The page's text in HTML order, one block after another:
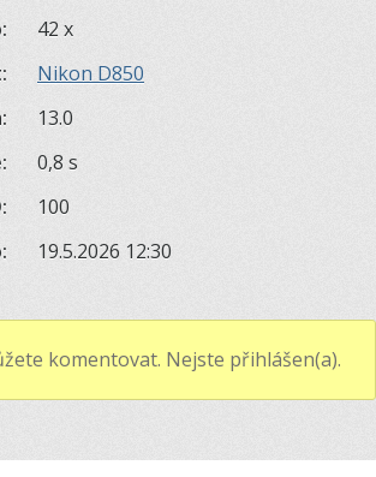
42 x
Nikon D850
13.0
0,8 s
100
19.5.2026 12:30
komentovat. Nejste přihlášen(a).